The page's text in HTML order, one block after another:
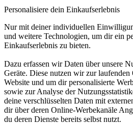
Personalisiere dein Einkaufserlebnis
Nur mit deiner individuellen
und weitere Technologien, um dir ein
Einkaufserlebnis zu bieten.
Dazu erfassen wir Daten über unsere
Geräte. Diese nutzen wir zur laufenden
Website und um dir personalisierte
sowie zur Analyse der
deine verschlüsselten Daten mit
dir über deren Online-Werbekanäle
du deren Dienste bereits selbst nutzt.